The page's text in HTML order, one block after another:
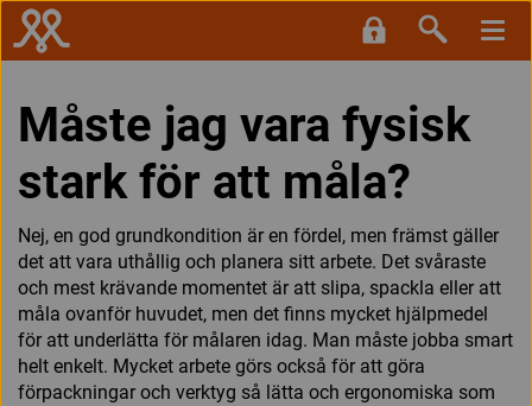
Måste jag vara fysisk
stark för att måla?
Nej, en god grundkondition är en fördel, men främst gäller
det att vara uthållig och planera sitt arbete. Det svåraste
och mest krävande momentet är att slipa, spackla eller att
måla ovanför huvudet, men det finns mycket hjälpmedel
för att underlätta för målaren idag. Man måste jobba smart
helt enkelt. Mycket arbete görs också för att göra
förpackningar och verktyg så lätta och ergonomiska som